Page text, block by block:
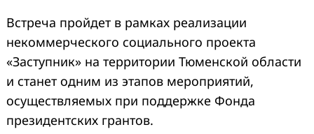
Встреча пройдет в рамках реализации
некоммерческого социального проекта
«Заступник» на территории Тюменской области
и станет одним из этапов мероприятий,
осуществляемых при поддержке Фонда
президентских грантов.